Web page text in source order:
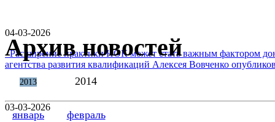
04-03-2026
Расширение практики НОК может стать важным фактором
агентства развития квалификаций Алексея Вовченко
03-03-2026
Архив новостей
2013 2014
январь
февраль